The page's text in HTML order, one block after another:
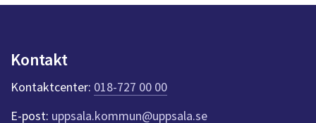
p
k
t
e
f
Kontakt
Kontaktcenter: 018-727 00 00
E-post: uppsala.kommun@uppsala.se